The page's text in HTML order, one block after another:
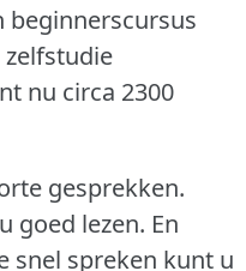
beginnerscursus
nu circa 2300
gesprekken.
goed lezen. En
snel spreken kunt u